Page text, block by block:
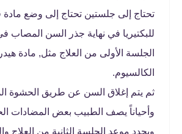
تحتاج إلى جلستين تحتاج إلى وضع مادة
للبكتيريا في نهاية جذر السن المصاب
الجلسة الأولى من العلاج مثل, مادة
الكالسيوم.
ثم يتم إغلاق السن عن طريق الحشوة
وأحياناً يصف الطبيب بعض المضادات
ويحدد موعد الجلسة الثانية من العلاج